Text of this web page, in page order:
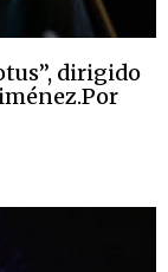
dirigido